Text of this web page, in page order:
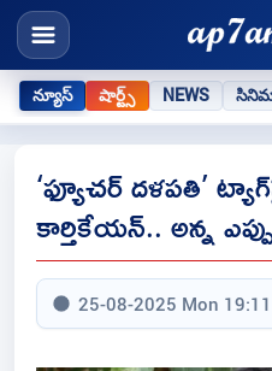
న్యూస్ షార్ట్స్ NEWS
‘ఫ్యూచర్‌ దళపతి’
కార్తికేయన్‌.. అన్న
25-08-2025 Mon 19:11